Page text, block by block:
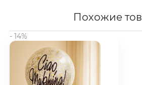
Похожие
- 14%